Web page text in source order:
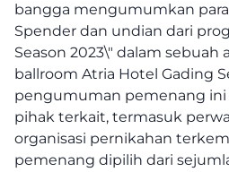
bangga mengumumkan
Spender dan undian dari
Season 2023\" dalam sebuah
ballroom Atria Hotel Gading
pengumuman pemenang ini
pihak terkait, termasuk
organisasi pernikahan
pemenang dipilih dari